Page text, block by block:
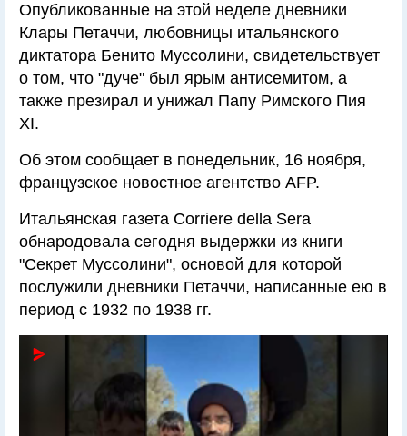
Опубликованные на этой неделе дневники
Клары Петаччи, любовницы итальянского
диктатора Бенито Муссолини, свидетельствует
о том, что "дуче" был ярым антисемитом, а
также презирал и унижал Папу Римского Пия
XI.
Об этом сообщает в понедельник, 16 ноября,
французское новостное агентство AFP.
Итальянская газета Corriere della Sera
обнародовала сегодня выдержки из книги
"Секрет Муссолини", основой для которой
послужили дневники Петаччи, написанные ею в
период с 1932 по 1938 гг.